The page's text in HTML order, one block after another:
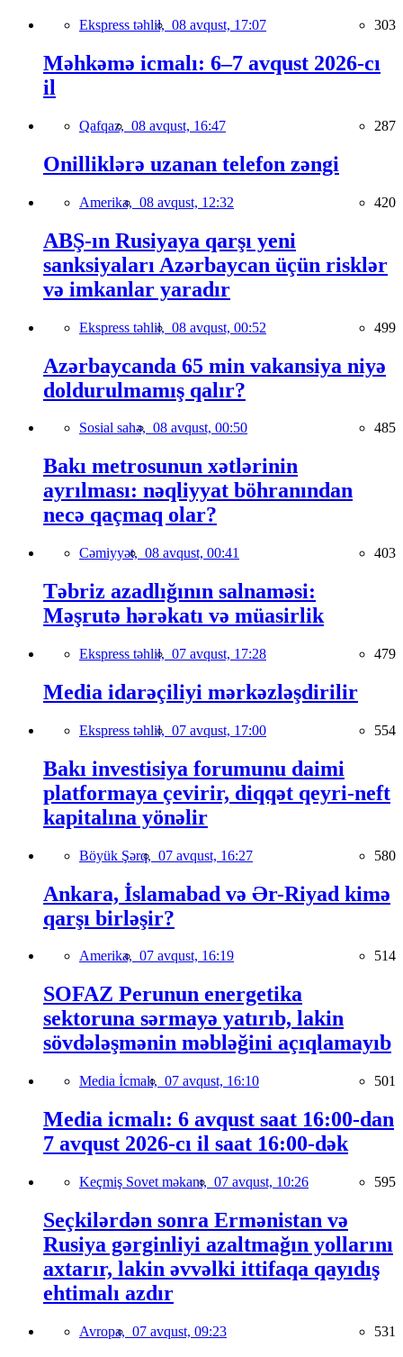
Ekspress təhlil, 08 avqust, 17:07 303
Məhkəmə icmalı: 6–7 avqust 2026-cı
il
Qafqaz, 08 avqust, 16:47 287
Onilliklərə uzanan telefon zəngi
Amerika, 08 avqust, 12:32 420
ABŞ-ın Rusiyaya qarşı yeni
sanksiyaları Azərbaycan üçün risklər
və imkanlar yaradır
Ekspress təhlil, 08 avqust, 00:52 499
Azərbaycanda 65 min vakansiya niyə
doldurulmamış qalır?
Sosial sahə, 08 avqust, 00:50 485
Bakı metrosunun xətlərinin
ayrılması: nəqliyyat böhranından
necə qaçmaq olar?
Cəmiyyət, 08 avqust, 00:41 403
Təbriz azadlığının salnaməsi:
Məşrutə hərəkatı və müasirlik
Ekspress təhlil, 07 avqust, 17:28 479
Media idarəçiliyi mərkəzləşdirilir
Ekspress təhlil, 07 avqust, 17:00 554
Bakı investisiya forumunu daimi
platformaya çevirir, diqqət qeyri-neft
kapitalına yönəlir
Böyük Şərq, 07 avqust, 16:27 580
Ankara, İslamabad və Ər-Riyad kimə
qarşı birləşir?
Amerika, 07 avqust, 16:19 514
SOFAZ Perunun energetika
sektoruna sərmayə yatırıb, lakin
sövdələşmənin məbləğini açıqlamayıb
Media İcmalı, 07 avqust, 16:10 501
Media icmalı: 6 avqust saat 16:00-dan
7 avqust 2026-cı il saat 16:00-dək
Keçmiş Sovet məkanı, 07 avqust, 10:26 595
Seçkilərdən sonra Ermənistan və
Rusiya gərginliyi azaltmağın yollarını
axtarır, lakin əvvəlki ittifaqa qayıdış
ehtimalı azdır
Avropa, 07 avqust, 09:23 531